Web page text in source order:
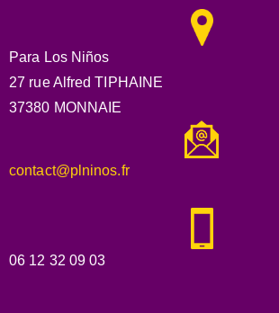
Para Los Niños
27 rue Alfred TIPHAINE
37380 MONNAIE
contact@plninos.fr
06 12 32 09 03